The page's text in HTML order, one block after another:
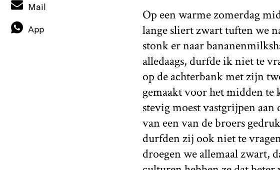
Op een warme zomerdag
lange sliert zwart tuften we
stonk er naar
alledaags, durfde ik niet te
op de achterbank met zijn
gemaakt voor het midden
stevig moest vastgrijpen
van een van de broers
durfden zij ook niet te
droegen we allemaal zwart,
Mail
App